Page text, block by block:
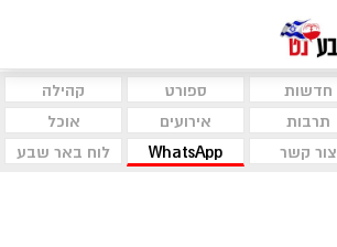
חדשות ספורט
קהילה
תרבות אירועים
אוכל
צור קשר WhatsApp לוח באר שבע